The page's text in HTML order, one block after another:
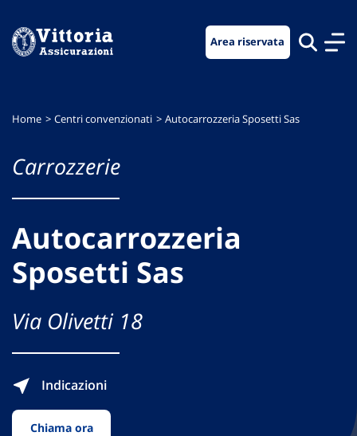
menu
contenuto
footer
Area riservata
Home Centri convenzionati Autocarrozzeria Sposetti Sas
Carrozzerie
Autocarrozzeria
Sposetti Sas
Via Olivetti 18
Indicazioni
Chiama ora